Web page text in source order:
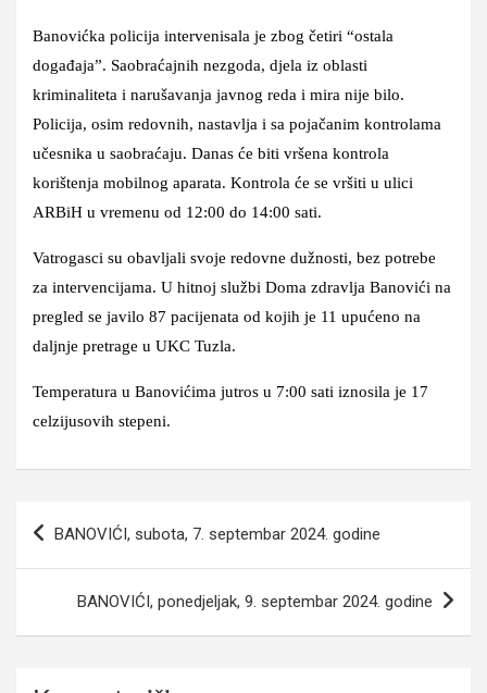
Banovićka policija intervenisala je zbog četiri “ostala
događaja”. Saobraćajnih nezgoda, djela iz oblasti
kriminaliteta i narušavanja javnog reda i mira nije bilo.
Policija, osim redovnih, nastavlja i sa pojačanim kontrolama
učesnika u saobraćaju. Danas će biti vršena kontrola
korištenja mobilnog aparata. Kontrola će se vršiti u ulici
ARBiH u vremenu od 12:00 do 14:00 sati.
Vatrogasci su obavljali svoje redovne dužnosti, bez potrebe
za intervencijama. U hitnoj službi Doma zdravlja Banovići na
pregled se javilo 87 pacijenata od kojih je 11 upućeno na
daljnje pretrage u UKC Tuzla.
Temperatura u Banovićima jutros u 7:00 sati iznosila je 17
celzijusovih stepeni.
BANOVIĆI, subota, 7. septembar 2024. godine
BANOVIĆI, ponedjeljak, 9. septembar 2024. godine